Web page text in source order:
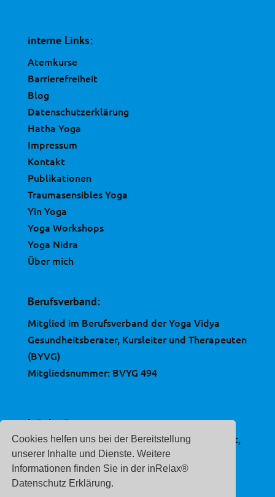
Cookies helfen uns bei der Bereitstellung
unserer Inhalte und Dienste. Weitere
Informationen finden Sie in der inRelax®
Datenschutz Erklärung.
interne Links:
Atemkurse
Barrierefreiheit
Blog
Datenschutzerklärung
Hatha Yoga
Impressum
Kontakt
Publikationen
Traumasensibles Yoga
Yin Yoga
Yoga Workshops
Yoga Nidra
Über mich
Berufsverband:
Mitglied im Berufsverband der Yoga Vidya
Gesundheitsberater, Kursleiter und Therapeuten
(BYVG)
Mitgliedsnummer: BVYG 494
inRelax®
ist eine, im Deutschen Patent- und Markenamt,
eingetragene Marke.
Registernummer:
30 2020 212 507